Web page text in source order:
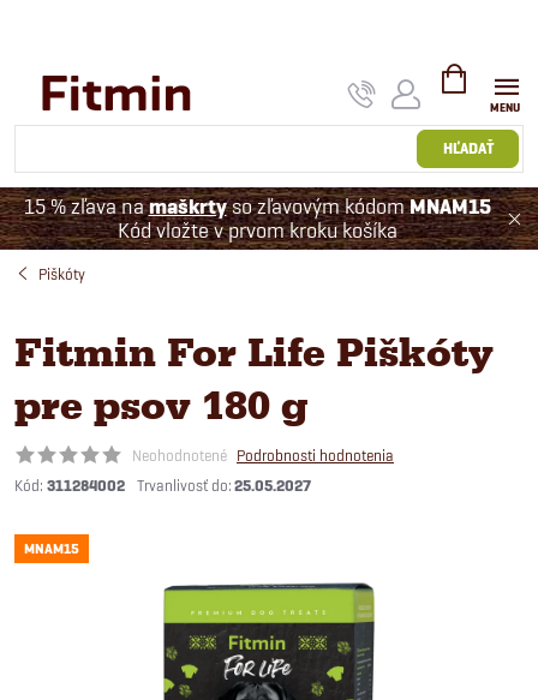
HĽADAŤ
NÁKUPNÝ
KOŠÍK
15 % zľava namaškrtyso zľavovým kódomMNAM15
Kód vložte v prvom kroku košíka
Piškóty
Fitmin For Life Piškóty
pre psov 180 g
Neohodnotené Podrobnosti hodnotenia
Kód: 311284002 25.05.2027
MNAM15